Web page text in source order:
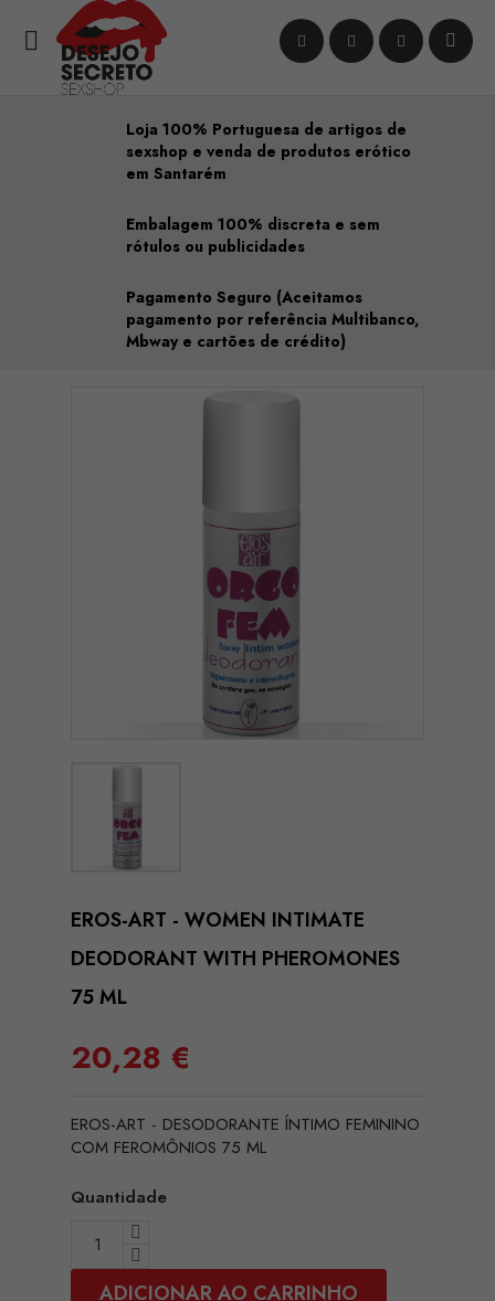

Loja 100% Portuguesa de artigos de
sexshop e venda de produtos erótico
em Santarém
Embalagem 100% discreta e sem
rótulos ou publicidades
Pagamento Seguro (Aceitamos
pagamento por referência Multibanco,
Mbway e cartões de crédito)
EROS-ART - WOMEN INTIMATE
DEODORANT WITH PHEROMONES
75 ML
20,28 €
EROS-ART - DESODORANTE ÍNTIMO FEMININO
COM FEROMÔNIOS 75 ML
Quantidade
ADICIONAR AO CARRINHO